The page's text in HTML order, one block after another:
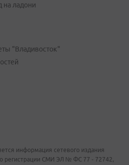
на ладони
"Владивосток"
информация сетевого издания
о регистрации СМИ ЭЛ № ФС 77 - 72742,